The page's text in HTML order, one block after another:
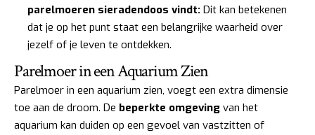
parelmoeren sieradendoos vindt: Dit kan betekenen
dat je op het punt staat een belangrijke waarheid over
jezelf of je leven te ontdekken.
Parelmoer in een Aquarium Zien
Parelmoer in een aquarium zien, voegt een extra dimensie
toe aan de droom. De beperkte omgeving van het
aquarium kan duiden op een gevoel van vastzitten of